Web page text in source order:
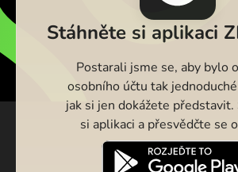
Stáhněte si aplikaci
Postarali jsme se, aby bylo
osobního účtu tak
jak si jen dokážete
si aplikaci a přesvědčte se